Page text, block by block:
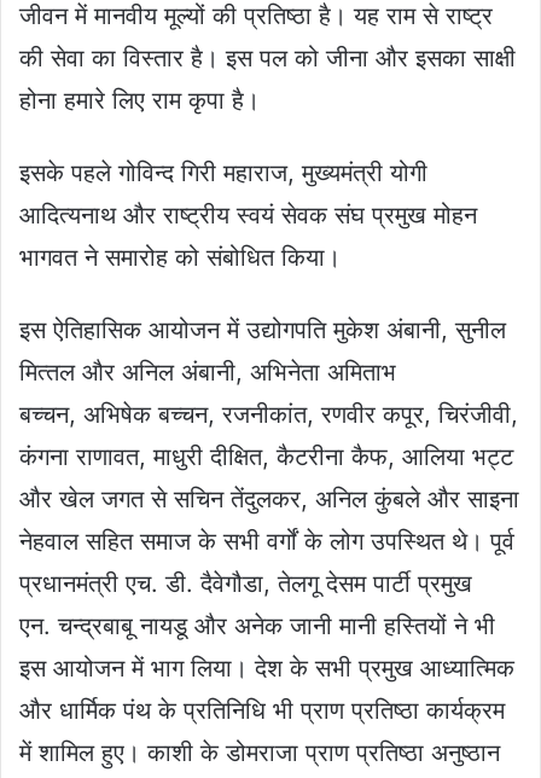
जीवन में मानवीय मूल्यों की प्रतिष्ठा है। यह राम से राष्ट्र
की सेवा का विस्तार है। इस पल को जीना और इसका साक्षी
होना हमारे लिए राम कृपा है।
इसके पहले गोविन्‍द गिरी महाराज, मुख्‍यमंत्री योगी
आदित्‍यनाथ और राष्‍ट्रीय स्‍वयं सेवक संघ प्रमुख मोहन
भागवत ने समारोह को संबोधित किया।
इस ऐतिहासिक आयोजन में उद्योगपति मुकेश अंबानी, सुनील
मित्‍तल और अन‍िल अंबानी, अभिनेता अमिताभ
बच्‍चन, अभिषेक बच्‍चन, रजनीकांत, रणवीर कपूर, चिरंज‍ीवी,
कंगना राणावत, माधुरी दीक्षित, कैटरीना कैफ, आलिया भट्ट
और खेल जगत से सचिन तेंदुलकर, अनिल कुंबले और साइना
नेहवाल सहित समाज के सभी वर्गों के लोग उपस्थित थे। पूर्व
प्रधानमंत्री एच. डी. दैवेगौडा, तेलगू देसम पार्टी प्रमुख
एन. चन्‍द्रबाबू नायडू और अनेक जानी मानी हस्तियों ने भी
इस आयोजन में भाग लिया। देश के सभी प्रमुख आध्‍यात्मिक
और धार्मिक पंथ के प्रतिनिधि भी प्राण प्रतिष्‍ठा कार्यक्रम
में शामिल हुए। काशी के डोमराजा प्राण प्रतिष्‍ठा अनुष्‍ठान